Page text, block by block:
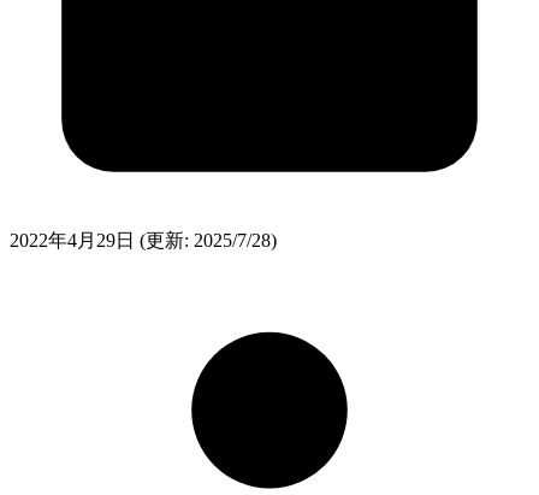
2022年4月29日 (更新: 2025/7/28)